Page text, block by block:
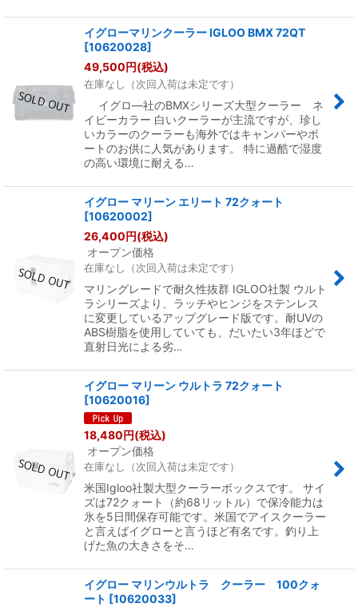
イグローマリンクーラー IGLOO BMX 72QT
[10620028]
49,500円(税込)
在庫なし（次回入荷は未定です）
イグロ―社のBMXシリーズ大型クーラー ネ
イビーカラー 白いクーラーが主流ですが、珍し
いカラーのクーラーも海外ではキャンパーやボ
ートのお供に人気があります。 特に過酷で湿度
の高い環境に耐える…
イグロー マリーン エリート 72クォート
[10620002]
26,400円(税込)
オープン価格
在庫なし（次回入荷は未定です）
マリングレードで耐久性抜群 IGLOO社製 ウルト
ラシリーズより、ラッチやヒンジをステンレス
に変更しているアップグレード版です。耐UVの
ABS樹脂を使用していても、だいたい3年ほどで
直射日光による劣…
イグロー マリーン ウルトラ 72クォート
[10620016]
18,480円(税込)
オープン価格
在庫なし（次回入荷は未定です）
米国Igloo社製大型クーラーボックスです。 サイ
ズは72クォート（約68リットル）で保冷能力は
氷を5日間保存可能です。米国でアイスクーラー
と言えばイグローと言うほど有名です。釣り上
げた魚の大きさをそ…
イグロー マリンウルトラ クーラー 100クォ
ート [10620033]